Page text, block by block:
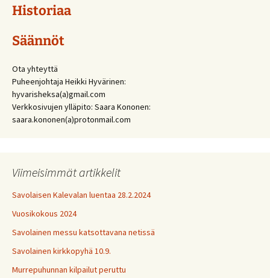
Historiaa
Säännöt
Ota yhteyttä
Puheenjohtaja Heikki Hyvärinen:
hyvarisheksa(a)gmail.com
Verkkosivujen ylläpito: Saara Kononen:
saara.kononen(a)protonmail.com
Viimeisimmät artikkelit
Savolaisen Kalevalan luentaa 28.2.2024
Vuosikokous 2024
Savolainen messu katsottavana netissä
Savolainen kirkkopyhä 10.9.
Murrepuhunnan kilpailut peruttu